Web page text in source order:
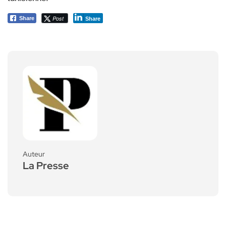
Share Post Share
Auteur
La Presse